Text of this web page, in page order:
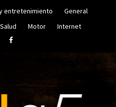
entretenimiento
General
Salud Motor
Internet
Facebook